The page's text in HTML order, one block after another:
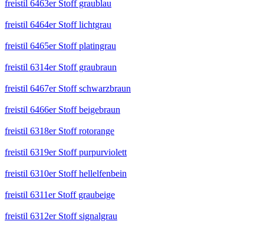
freistil 6463er Stoff graublau
freistil 6464er Stoff lichtgrau
freistil 6465er Stoff platingrau
freistil 6314er Stoff graubraun
freistil 6467er Stoff schwarzbraun
freistil 6466er Stoff beigebraun
freistil 6318er Stoff rotorange
freistil 6319er Stoff purpurviolett
freistil 6310er Stoff hellelfenbein
freistil 6311er Stoff graubeige
freistil 6312er Stoff signalgrau